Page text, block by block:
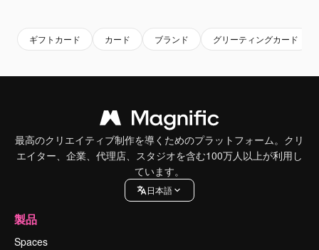
ギフトカード カード ブランド グリーティングカード
最高のクリエイティブ制作を導くためのプラットフォーム。クリ
エイター、企業、代理店、スタジオを含む100万人以上が利用し
ています。
日本語
製品
Spaces